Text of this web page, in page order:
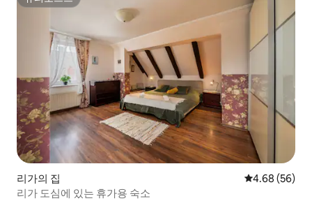
슈퍼호스트
리가의 집 평점 4.68점(5
4.68 (56)
리가 도심에 있는 휴가용 숙소